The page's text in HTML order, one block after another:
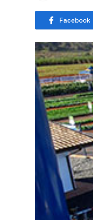
Facebook